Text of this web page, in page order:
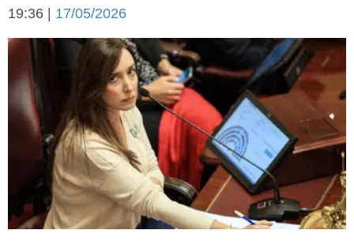
Economía y campo
Con el campo
Espacio empresas
Sociedad y tiempo
libre
Sociedad
Tecnología
Turismo
Salud
Es viral
El tiempo
Fúnebres
19:36 | 17/05/2026